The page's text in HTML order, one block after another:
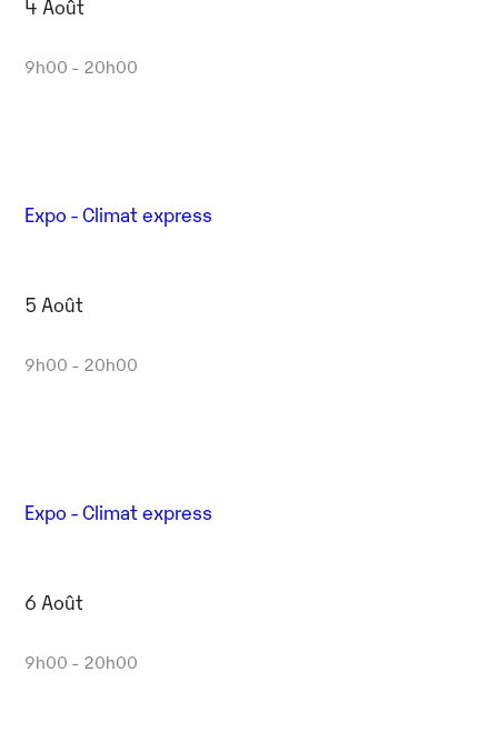
4 Août
9h00 - 20h00
Expo - Climat express
5 Août
9h00 - 20h00
Expo - Climat express
6 Août
9h00 - 20h00